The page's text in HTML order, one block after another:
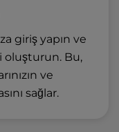
giriş yapın ve
oluşturun. Bu,
ve
sağlar.